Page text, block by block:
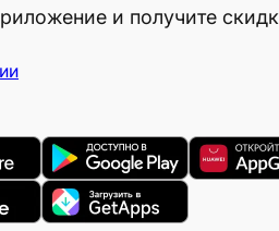
и получите